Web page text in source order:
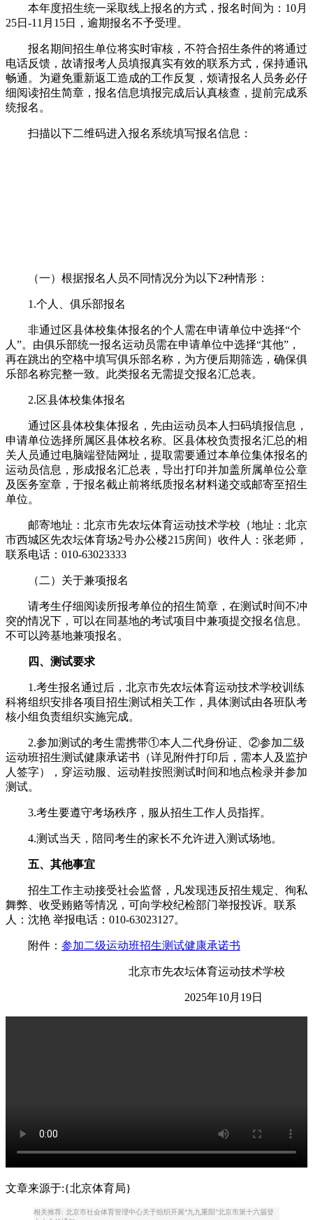
本年度招生统一采取线上报名的方式，报名时间为：10月
25日-11月15日，逾期报名不予受理。
报名期间招生单位将实时审核，不符合招生条件的将通过
电话反馈，故请报考人员填报真实有效的联系方式，保持通讯
畅通。为避免重新返工造成的工作反复，烦请报名人员务必仔
细阅读招生简章，报名信息填报完成后认真核查，提前完成系
统报名。
扫描以下二维码进入报名系统填写报名信息：
（一）根据报名人员不同情况分为以下2种情形：
1.个人、俱乐部报名
非通过区县体校集体报名的个人需在申请单位中选择“个
人”。由俱乐部统一报名运动员需在申请单位中选择“其他”，
再在跳出的空格中填写俱乐部名称，为方便后期筛选，确保俱
乐部名称完整一致。此类报名无需提交报名汇总表。
2.区县体校集体报名
通过区县体校集体报名，先由运动员本人扫码填报信息，
申请单位选择所属区县体校名称。区县体校负责报名汇总的相
关人员通过电脑端登陆网址，提取需要通过本单位集体报名的
运动员信息，形成报名汇总表，导出打印并加盖所属单位公章
及医务室章，于报名截止前将纸质报名材料递交或邮寄至招生
单位。
邮寄地址：北京市先农坛体育运动技术学校（地址：北京
市西城区先农坛体育场2号办公楼215房间）收件人：张老师，
联系电话：010-63023333
（二）关于兼项报名
请考生仔细阅读所报考单位的招生简章，在测试时间不冲
突的情况下，可以在同基地的考试项目中兼项提交报名信息。
不可以跨基地兼项报名。
四、测试要求
1.考生报名通过后，北京市先农坛体育运动技术学校训练
科将组织安排各项目招生测试相关工作，具体测试由各班队考
核小组负责组织实施完成。
2.参加测试的考生需携带①本人二代身份证、②参加二级
运动班招生测试健康承诺书（详见附件打印后，需本人及监护
人签字），穿运动服、运动鞋按照测试时间和地点检录并参加
测试。
3.考生要遵守考场秩序，服从招生工作人员指挥。
4.测试当天，陪同考生的家长不允许进入测试场地。
五、其他事宜
招生工作主动接受社会监督，凡发现违反招生规定、徇私
舞弊、收受贿赂等情况，可向学校纪检部门举报投诉。联系
人：沈艳 举报电话：010-63023127。
附件： 参加二级运动班招生测试健康承诺书
北京市先农坛体育运动技术学校
2025年10月19日
文章来源于:{北京体育局}
相关推荐: 北京市社会体育管理中心关于组织开展“九九重阳”北京市第十六届登